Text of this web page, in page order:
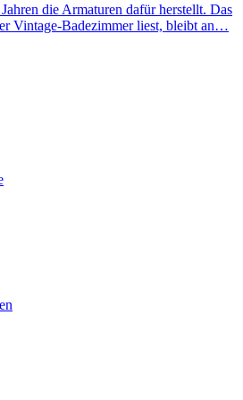
die Armaturen dafür herstellt. Das
Vintage-Badezimmer liest, bleibt an…